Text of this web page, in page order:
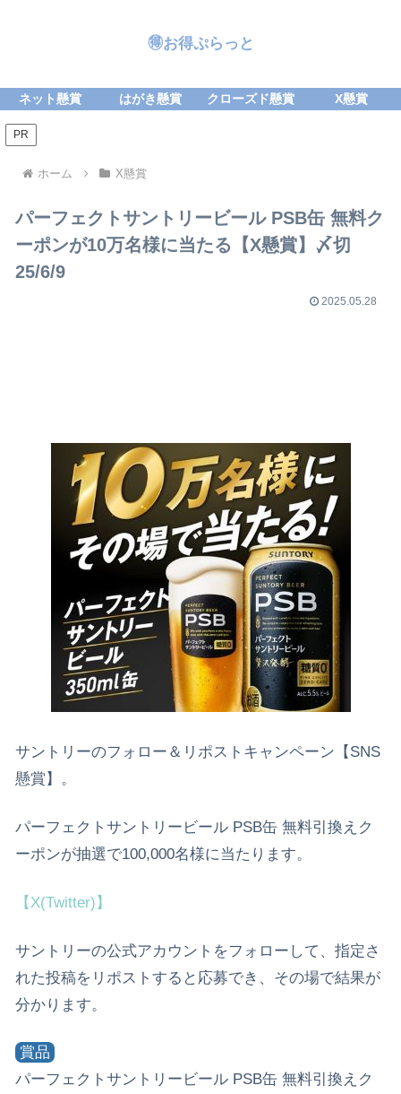
🉐お得ぷらっと
ネット懸賞 はがき懸賞 クローズド懸賞 X懸賞
PR
ホーム X懸賞
パーフェクトサントリービール PSB缶 無料ク
ーポンが10万名様に当たる【X懸賞】〆切
25/6/9
2025.05.28
サントリーのフォロー＆リポストキャンペーン【SNS
懸賞】。
パーフェクトサントリービール PSB缶 無料引換えク
ーポンが抽選で100,000名様に当たります。
【X(Twitter)】
サントリーの公式アカウントをフォローして、指定さ
れた投稿をリポストすると応募でき、その場で結果が
分かります。
賞品
パーフェクトサントリービール PSB缶 無料引換えク